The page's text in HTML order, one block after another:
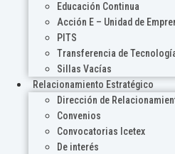
Educación Continua
Acción E – Unidad de
PITS
Transferencia de
Sillas Vacías
Relacionamiento Estratégico
Dirección de
Convenios
Convocatorias Icetex
De interés